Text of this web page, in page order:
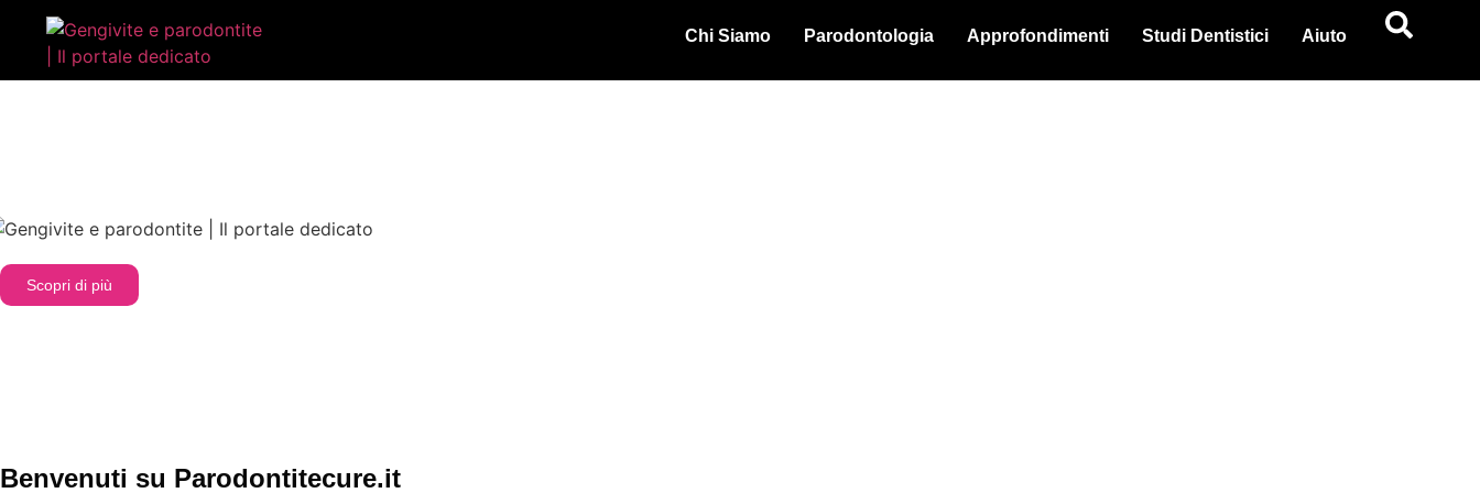
Chi Siamo Parodontologia Approfondimenti Studi Dentistici Aiuto
Scopri di più
Benvenuti su Parodontitecure.it